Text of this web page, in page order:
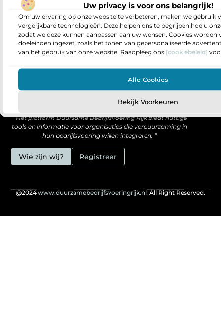
Uw privacy is voor ons belangrijk!
Om uw ervaring op onze website te verbeteren, maken we gebruik
vergelijkbare technologieën. Deze helpen ons te begrijpen hoe u
zodat we deze kunnen aanpassen aan uw wensen. Cookies worden
doeleinden ingezet, zoals het tonen van gepersonaliseerde
van het gebruik van onze website. Raadpleeg ons [cookiebeleid]
Alle Cookies
Bekijk Voorkeuren
” Het platform Duurzame Bedrijfsvoering Rijk biedt nuttige
tools en informatie voor organisaties die verduurzaming in
hun bedrijfsvoering willen integreren. “
Wie zijn wij? Registreer
@2024 www.duurzamebedrijfsvoeringrijk.nl. All Right Reserved.